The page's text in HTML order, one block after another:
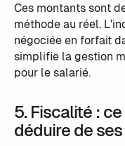
Ces montants sont
méthode au réel.
négociée en forfait
simplifie la gestion
pour le salarié.
5. Fiscalité :
déduire de